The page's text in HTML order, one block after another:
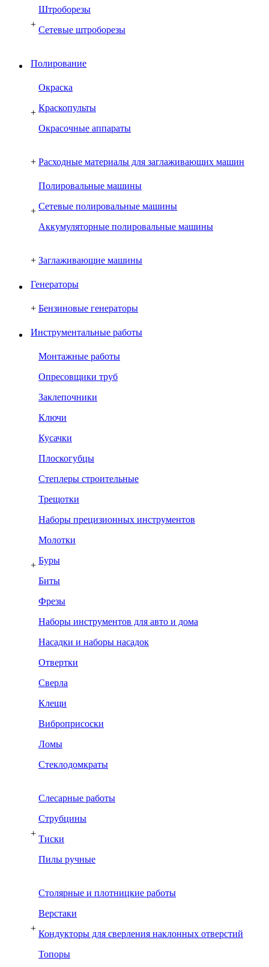
+
Штроборезы
Сетевые штроборезы
Полирование
+
Окраска
Краскопульты
Окрасочные аппараты
+ Расходные материалы для заглаживающих машин
+
Полировальные машины
Сетевые полировальные машины
Аккумуляторные полировальные машины
+ Заглаживающие машины
Генераторы
+ Бензиновые генераторы
Инструментальные работы
+
Монтажные работы
Опресовщики труб
Заклепочники
Ключи
Кусачки
Плоскогубцы
Степлеры строительные
Трещотки
Наборы прецизионных инструментов
Молотки
Буры
Биты
Фрезы
Наборы инструментов для авто и дома
Насадки и наборы насадок
Отвертки
Сверла
Клещи
Виброприсоски
Ломы
Стеклодомкраты
+
Слесарные работы
Струбцины
Тиски
Пилы ручные
+
Столярные и плотницкие работы
Верстаки
Кондукторы для сверления наклонных отверстий
Топоры